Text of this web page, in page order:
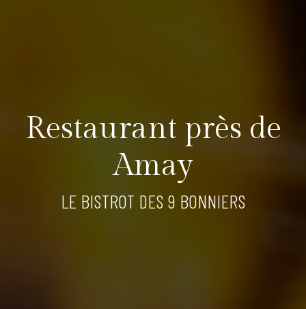
Restaurant près de
Amay
LE BISTROT DES 9 BONNIERS